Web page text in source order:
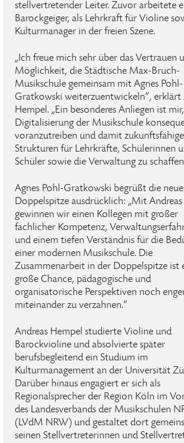
stellvertretender Leiter. Zuvor arbeitete
Barockgeiger, als Lehrkraft für Violine
Kulturmanager in der freien Szene.
„Ich freue mich sehr über das Vertrauen
Möglichkeit, die Städtische Max-Bruch-
Musikschule gemeinsam mit Agnes Pohl-
Gratkowski weiterzuentwickeln“, erklärt
Hempel. „Ein besonderes Anliegen ist
Digitalisierung der Musikschule
voranzutreiben und damit zukunftsfähige
Strukturen für Lehrkräfte, Schülerinnen
Schüler sowie die Verwaltung zu
Agnes Pohl-Gratkowski begrüßt die neue
Doppelspitze ausdrücklich: „Mit
gewinnen wir einen Kollegen mit großer
fachlicher Kompetenz,
und einem tiefen Verständnis für die
einer modernen Musikschule. Die
Zusammenarbeit in der Doppelspitze ist
große Chance, pädagogische und
organisatorische Perspektiven noch
miteinander zu verzahnen.“
Andreas Hempel studierte Violine und
Barockvioline und absolvierte später
berufsbegleitend ein Studium im
Kulturmanagement an der Universität
Darüber hinaus engagiert er sich als
Regionalsprecher der Region Köln im
des Landesverbands der Musikschulen
(LVdM NRW) und gestaltet dort
seinen Stellvertreterinnen und